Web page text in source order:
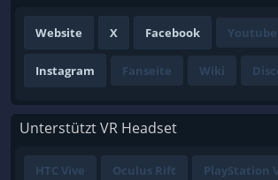
Website X Facebook Youtube
Instagram Fanseite Wiki
Unterstützt VR Headset
HTC Vive Oculus Rift PlayStation